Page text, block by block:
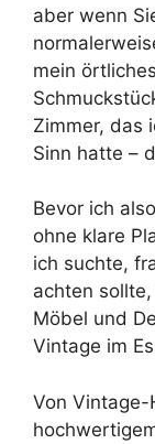
aber wenn
mein
Zimmer, das
Sinn hatte –
Bevor ich
ohne klare
ich suchte,
achten
Möbel und
Vintage im
Von